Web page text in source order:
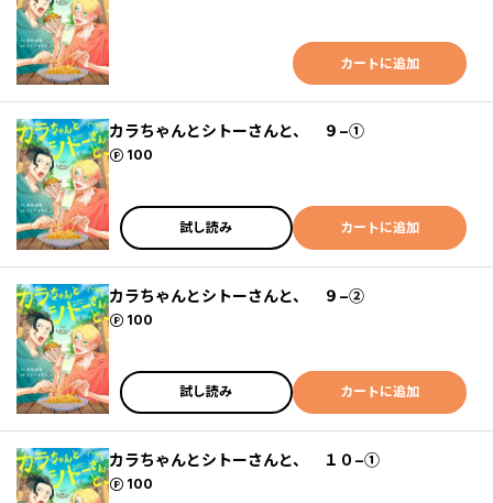
カートに追加
カラちゃんとシトーさんと、 ９−①
100
ポイント
試し読み カートに追加
カラちゃんとシトーさんと、 ９−②
100
ポイント
試し読み カートに追加
カラちゃんとシトーさんと、 １０−①
100
ポイント